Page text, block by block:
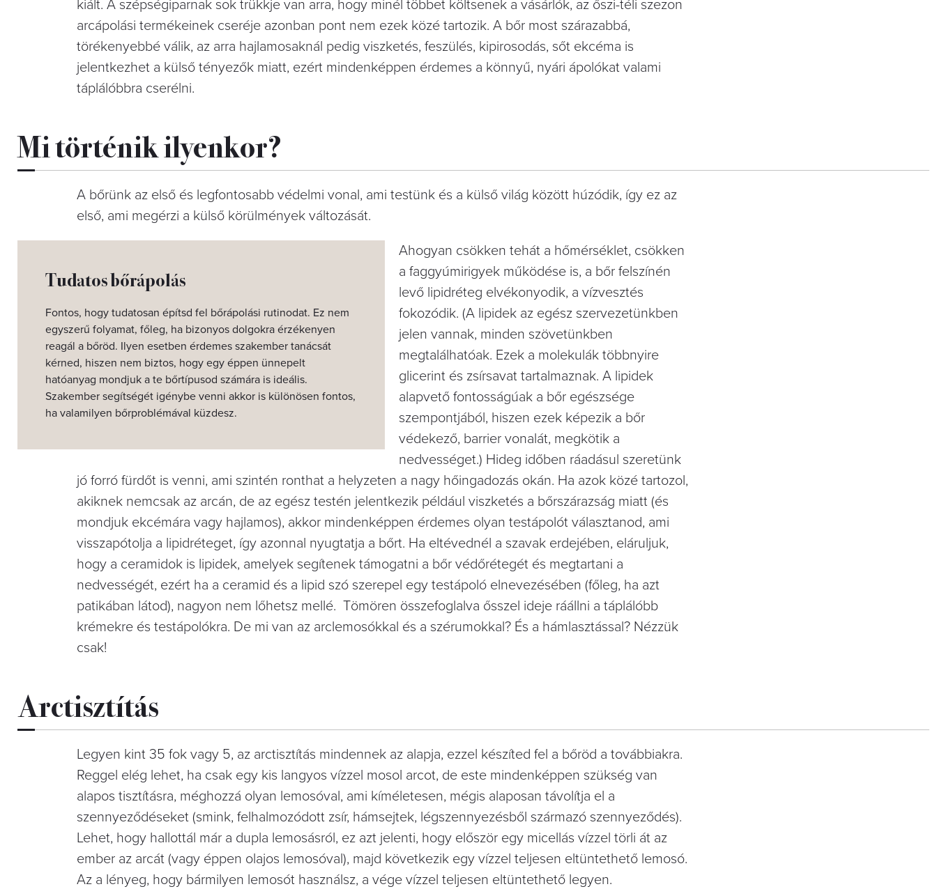
kiált. A szépségiparnak sok trükkje van arra, hogy minél többet költsenek a vásárlók, az őszi-téli szezon
arcápolási termékeinek cseréje azonban pont nem ezek közé tartozik. A bőr most szárazabbá,
törékenyebbé válik, az arra hajlamosaknál pedig viszketés, feszülés, kipirosodás, sőt ekcéma is
jelentkezhet a külső tényezők miatt, ezért mindenképpen érdemes a könnyű, nyári ápolókat valami
táplálóbbra cserélni.
Mi történik ilyenkor?
A bőrünk az első és legfontosabb védelmi vonal, ami testünk és a külső világ között húzódik, így ez az
első, ami megérzi a külső körülmények változását.
Tudatos bőrápolás
Fontos, hogy tudatosan építsd fel bőrápolási rutinodat. Ez nem
egyszerű folyamat, főleg, ha bizonyos dolgokra érzékenyen
reagál a bőröd. Ilyen esetben érdemes szakember tanácsát
kérned, hiszen nem biztos, hogy egy éppen ünnepelt
hatóanyag mondjuk a te bőrtípusod számára is ideális.
Szakember segítségét igénybe venni akkor is különösen fontos,
ha valamilyen bőrproblémával küzdesz.
Ahogyan csökken tehát a hőmérséklet, csökken
a faggyúmirigyek működése is, a bőr felszínén
levő lipidréteg elvékonyodik, a vízvesztés
fokozódik. (A lipidek az egész szervezetünkben
jelen vannak, minden szövetünkben
megtalálhatóak. Ezek a molekulák többnyire
glicerint és zsírsavat tartalmaznak. Alipidek
alapvető fontosságúak a bőr egészsége
szempontjából, hiszen ezek képezik a bőr
védekező, barrier vonalát, megkötik a
nedvességet.) Hideg időben ráadásul szeretünk
jó forró fürdőt is venni, ami szintén ronthat a helyzeten a nagy hőingadozás okán. Ha azok közé tartozol,
akiknek nemcsak az arcán, de az egész testén jelentkezik például viszketés a bőrszárazság miatt (és
mondjuk ekcémára vagy hajlamos), akkor mindenképpen érdemes olyan testápolót választanod, ami
visszapótolja a lipidréteget, így azonnal nyugtatja a bőrt. Ha eltévednél a szavak erdejében, eláruljuk,
hogy a ceramidok is lipidek, amelyek segítenek támogatni a bőr védőrétegét és megtartani a
nedvességét, ezért ha a ceramid és a lipid szó szerepel egy testápoló elnevezésében (főleg, ha azt
patikában látod), nagyon nem lőhetsz mellé. Tömören összefoglalva ősszel ideje ráállni a táplálóbb
krémekre és testápolókra. De mi van az arclemosókkal és a szérumokkal? És a hámlasztással? Nézzük
csak!
Arctisztítás
Legyen kint 35 fok vagy 5, az arctisztítás mindennek az alapja, ezzel készíted fel a bőröd a továbbiakra.
Reggel elég lehet, ha csak egy kis langyos vízzel mosol arcot, de este mindenképpen szükség van
alapos tisztításra, méghozzá olyan lemosóval, ami kíméletesen, mégis alaposan távolítja el a
szennyeződéseket (smink, felhalmozódott zsír, hámsejtek, légszennyezésből származó szennyeződés).
Lehet, hogy hallottál már a dupla lemosásról, ez azt jelenti, hogy először egy micellás vízzel törli át az
ember az arcát (vagy éppen olajos lemosóval), majd következik egy vízzel teljesen eltüntethető lemosó.
Az a lényeg, hogy bármilyen lemosót használsz, a vége vízzel teljesen eltüntethető legyen.